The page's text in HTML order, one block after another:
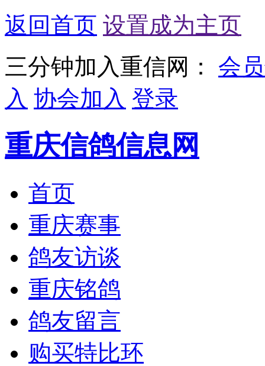
返回首页 设置成为主页
三分钟加入重信网：
会
入 协会加入 登录
重庆信鸽信息网
首页
重庆赛事
鸽友访谈
重庆铭鸽
鸽友留言
购买特比环